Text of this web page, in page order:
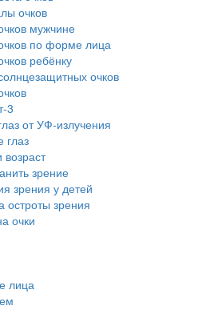
очков
мужчине
по форме лица
ребёнку
очков
3
от УФ-излучения
глаз
возраст
зрение
зрения у детей
остроты зрения
очки
лица